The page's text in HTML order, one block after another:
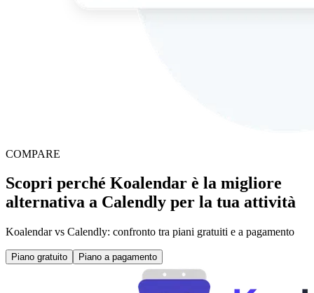
COMPARE
Scopri perché Koalendar è la migliore
alternativa a Calendly per la tua attività
Koalendar vs Calendly: confronto tra piani gratuiti e a pagamento
Piano gratuito Piano a pagamento